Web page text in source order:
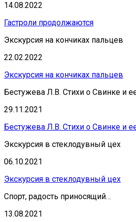
14.08.2022
Гастроли продолжаются
Экскурсия на кончиках пальцев
22.02.2022
Экскурсия на кончиках пальцев
Бестужева Л.В. Стихи о Свинке и
29.11.2021
Бестужева Л.В. Стихи о Свинке и
Экскурсия в стеклодувный цех
06.10.2021
Экскурсия в стеклодувный цех
Спорт, радость приносящий…
13.08.2021